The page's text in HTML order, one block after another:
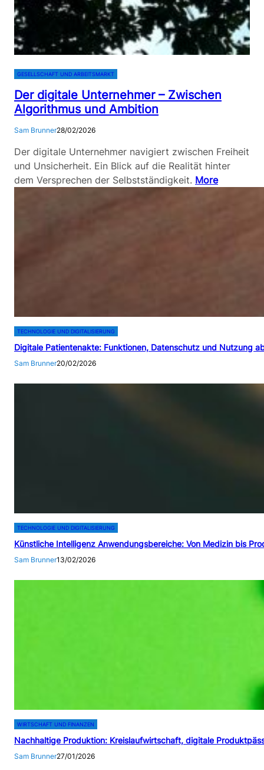
GESELLSCHAFT UND ARBEITSMARKT
Der digitale Unternehmer – Zwischen
Algorithmus und Ambition
Sam Brunner28/02/2026
Der digitale Unternehmer navigiert zwischen Freiheit
und Unsicherheit. Ein Blick auf die Realität hinter
dem Versprechen der Selbstständigkeit. More
TECHNOLOGIE UND DIGITALISIERUNG
Digitale Patientenakte: Funktionen, Datenschutz und Nutzung
Sam Brunner20/02/2026
TECHNOLOGIE UND DIGITALISIERUNG
Künstliche Intelligenz Anwendungsbereiche: Von Medizin bis
Sam Brunner13/02/2026
WIRTSCHAFT UND FINANZEN
Nachhaltige Produktion: Kreislaufwirtschaft, digitale
Sam Brunner27/01/2026